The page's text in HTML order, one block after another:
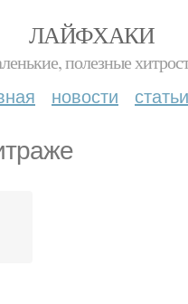
ЛАЙФХАКИ
полезные
новости статьи